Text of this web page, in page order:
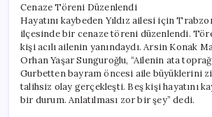
Cenaze Töreni Düzenlendi
Hayatını kaybeden Yıldız ailesi için
ilçesinde bir cenaze töreni düzenlendi.
kişi acılı ailenin yanındaydı. Arsin Konak
Orhan Yaşar Sunguroğlu, “Ailenin ata
Gurbetten bayram öncesi aile büyüklerini
talihsiz olay gerçekleşti. Beş kişi hayatını
bir durum. Anlatılması zor bir şey” dedi.